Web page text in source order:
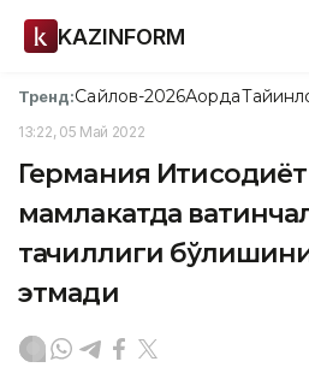
KAZINFORM
Тренд:Сайлов-2026Ақорда
13:22, 05 Май 2022
Германия
мамлакатда
тақчиллиги
этмади